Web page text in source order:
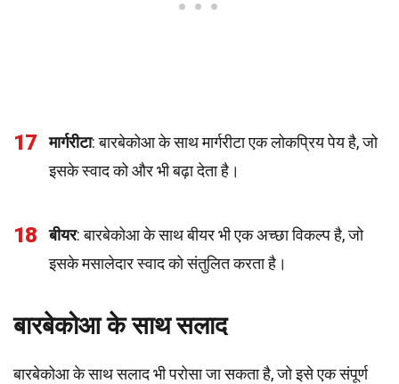
17 मार्गरीटा: बारबेकोआ के साथ मार्गरीटा एक लोकप्रिय पेय है, जो
इसके स्वाद को और भी बढ़ा देता है।
18 बीयर: बारबेकोआ के साथ बीयर भी एक अच्छा विकल्प है, जो
इसके मसालेदार स्वाद को संतुलित करता है।
बारबेकोआ के साथ सलाद
बारबेकोआ के साथ सलाद भी परोसा जा सकता है, जो इसे एक संपूर्ण